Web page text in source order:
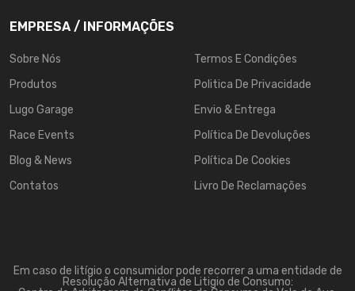
EMPRESA / INFORMAÇÕES
Sobre Nós
Produtos
Lugo Garage
Race Events
Blog & News
Contatos
Termos E Condições
Politica De Privacidade
Envio & Entrega
Política De Devoluções
Política De Cookies
Livro De Reclamações
Em caso de litígio o consumidor pode recorrer a uma entidade de
Resolução Alternativa de Litigio de Consumo: